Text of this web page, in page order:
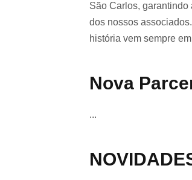
São Carlos,
dos nossos
história vem sempre
Nova
...